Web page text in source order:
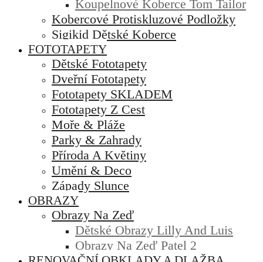
Koupelnové Koberce Tom Tailor
Kobercové Protiskluzové Podložky
Sigikid Dětské Koberce
FOTOTAPETY
Dětské Fototapety
Dveřní Fototapety
Fototapety SKLADEM
Fototapety Z Cest
Moře & Pláže
Parky & Zahrady
Příroda A Květiny
Umění & Deco
Západy Slunce
OBRAZY
Obrazy Na Zeď
Dětské Obrazy Lilly And Luis
Obrazy Na Zeď Patel 2